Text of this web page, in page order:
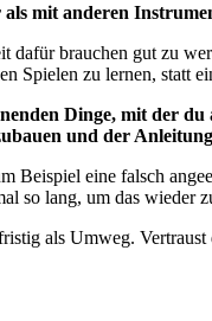
als mit anderen
brauchen gut zu
Spielen zu lernen, statt
Dinge, mit der du
und der
Beispiel eine falsch
so lang, um das wieder
als Umweg.